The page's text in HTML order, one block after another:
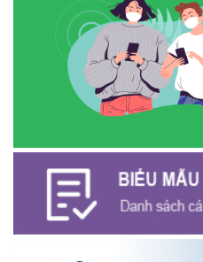
Phát biểu bế mạc Hội nghị Trung
thư, Chủ tịch nước Tô Lâm
(26/07/2026)
NGÂN HÀNG CHÍNH SÁCH XÃ
(24/07/2026)
HỘI NÔNG DÂN XÃ CƯ M’GAR
BÁ SẢN PHẨM OCOP TẠI